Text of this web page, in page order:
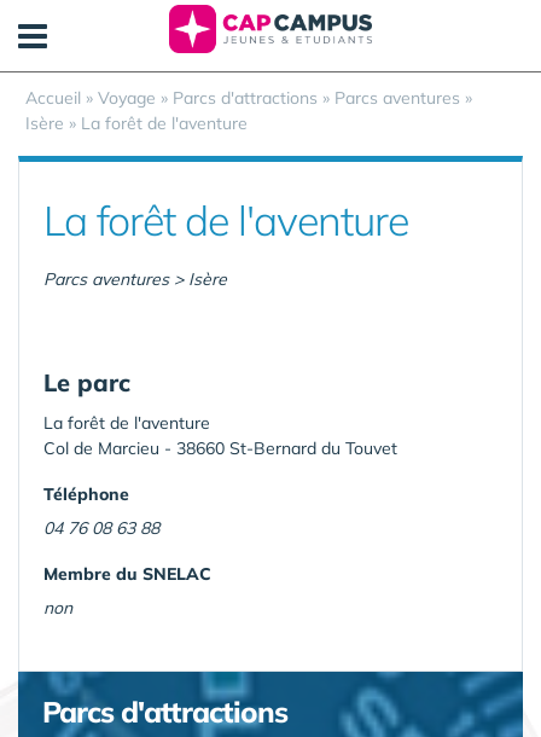
Accueil » Voyage » Parcs d'attractions » Parcs aventures »
Isère » La forêt de l'aventure
La forêt de l'aventure
Parcs aventures > Isère
Le parc
La forêt de l'aventure
Col de Marcieu - 38660 St-Bernard du Touvet
Téléphone
04 76 08 63 88
Membre du SNELAC
non
Parcs d'attractions
Panneau de gestion des cookies